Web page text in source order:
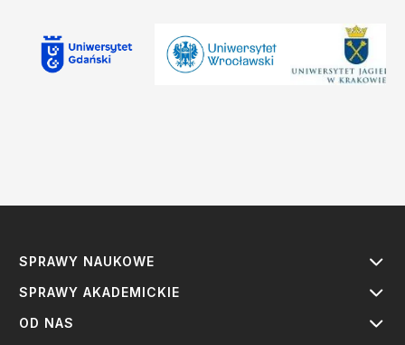
SPRAWY NAUKOWE
SPRAWY AKADEMICKIE
OD NAS